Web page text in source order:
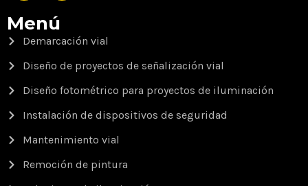
Menú
Demarcación vial
Diseño de proyectos de señalización vial
Diseño fotométrico para proyectos de iluminación
Instalación de dispositivos de seguridad
Mantenimiento vial
Remoción de pintura